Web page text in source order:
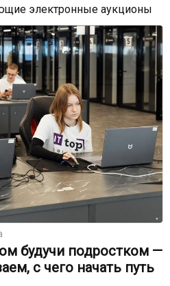
электронные аукционы
будучи подростком —
с чего начать путь